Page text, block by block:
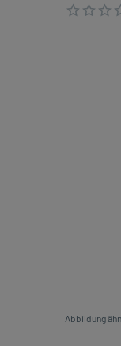
Abbildung